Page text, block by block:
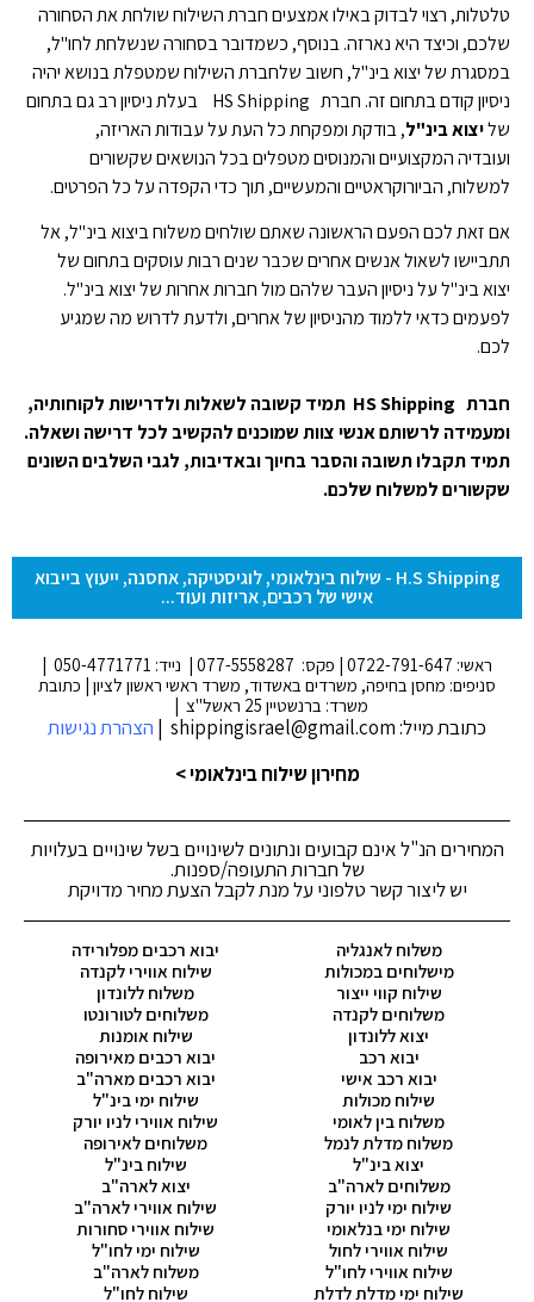
טלטלות, רצוי לבדוק באילו אמצעים חברת השילוח שולחת את הסחורה
שלכם, וכיצד היא נארזה. בנוסף, כשמדובר בסחורה שנשלחת לחו"ל,
במסגרת של יצוא בינ"ל, חשוב שלחברת השילוח שמטפלת בנושא יהיה
ניסיון קודם בתחום זה. חברת HS Shipping בעלת ניסיון רב גם בתחום
שליצוא בינ"ל, בודקת ומפקחת כל העת על עבודות האריזה,
ועובדיה המקצועיים והמנוסים מטפלים בכל הנושאים שקשורים
למשלוח, הביורוקראטיים והמעשיים, תוך כדי הקפדה על כל הפרטים.
אם זאת לכם הפעם הראשונה שאתם שולחים משלוח ביצוא בינ"ל, אל
תתביישו לשאול אנשים אחרים שכבר שנים רבות עוסקים בתחום של
יצוא בינ"ל על ניסיון העבר שלהם מול חברות אחרות של יצוא בינ"ל.
לפעמים כדאי ללמוד מהניסיון של אחרים, ולדעת לדרוש מה שמגיע
לכם.
חברת HS Shipping תמיד קשובה לשאלות ולדרישות לקוחותיה,
ומעמידה לרשותם אנשי צוות שמוכנים להקשיב לכל דרישה ושאלה.
תמיד תקבלו תשובה והסבר בחיוך ובאדיבות, לגבי השלבים השונים
שקשורים למשלוח שלכם.
H.S Shipping - שילוח בינלאומי, לוגיסטיקה, אחסנה, ייעוץ בייבוא
אישי של רכבים, אריזות ועוד...
סניפים: מחסן בחיפה, משרדים באשדוד, משרד ראשי ראשון לציון | כתובת
משרד: ברנשטיין 25 ראשל"צ |
כתובת מייל: shippingisrael@gmail.com |
הצהרת נגישות
מחירון שילוח בינלאומי >
המחירים הנ"ל אינם קבועים ונתונים לשינויים בשל שינויים בעלויות
של חברות התעופה/ספנות.
יש ליצור קשר טלפוני על מנת לקבל הצעת מחיר מדויקת
משלוח לאנגליה
יבוא רכבים מפלורידה
מישלוחים במכולות
שילוח אווירי לקנדה
שילוח קווי ייצור
משלוח ללונדון
משלוחים לקנדה
משלוחים לטורונטו
יצוא ללונדון
שילוח אומנות
יבוא רכב
יבוא רכבים מאירופה
יבוא רכב אישי
יבוא רכבים מארה"ב
שילוח מכולות
שילוח ימי בינ"ל
משלוח בין לאומי
שילוח אווירי לניו יורק
משלוח מדלת לנמל
משלוחים לאירופה
יצוא בינ"ל
שילוח בינ"ל
משלוחים לארה"ב
יצוא לארה"ב
שילוח ימי לניו יורק
שילוח אווירי לארה"ב
שילוח ימי בנלאומי
שילוח אווירי סחורות
שילוח אווירי לחול
שילוח ימי לחו"ל
שילוח אווירי לחו"ל
משלוח לארה"ב
שילוח ימי מדלת לדלת
שילוח לחו"ל